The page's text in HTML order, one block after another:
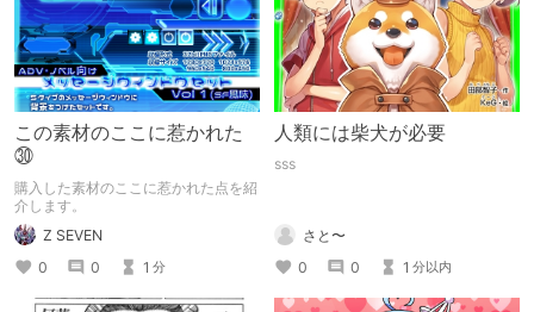
この素材のここに惹かれた
㉚
購入した素材のここに惹かれた点を紹
介します。
Z SEVEN
0
0 1 分
人類には柴犬が必要
sss
さと〜
0
0 1 分以内